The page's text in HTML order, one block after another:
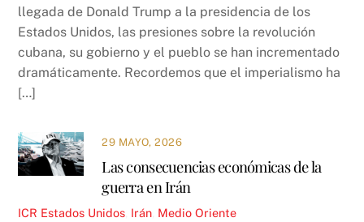
llegada de Donald Trump a la presidencia de los
Estados Unidos, las presiones sobre la revolución
cubana, su gobierno y el pueblo se han incrementado
dramáticamente. Recordemos que el imperialismo ha
[…]
29 MAYO, 2026
Las consecuencias económicas de la
guerra en Irán
ICR Estados Unidos Irán Medio Oriente